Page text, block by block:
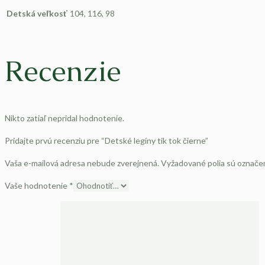
Detská veľkosť 104, 116, 98
Recenzie
Nikto zatiaľ nepridal hodnotenie.
Pridajte prvú recenziu pre “Detské legíny tik tok čierne”
Vaša e-mailová adresa nebude zverejnená. Vyžadované polia sú
Vaše hodnotenie *